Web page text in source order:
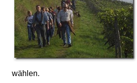
wählen.